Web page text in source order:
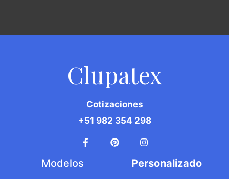
Clupatex
Cotizaciones
+51 982 354 298
Modelos Personalizado